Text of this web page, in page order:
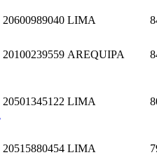
20600989040 LIMA
20100239559 AREQUIPA
20501345122 LIMA
20515880454 LIMA